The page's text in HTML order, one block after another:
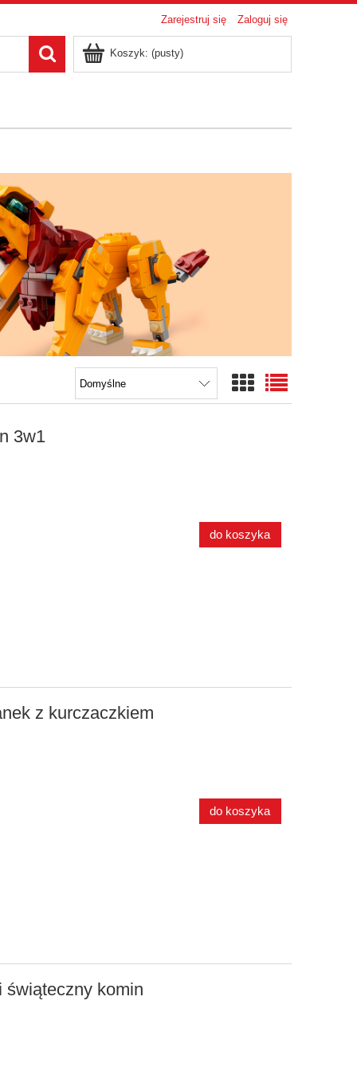
Zarejestruj się Zaloguj się
Koszyk: (pusty)
3w1
do koszyka
z kurczaczkiem
do koszyka
świąteczny komin